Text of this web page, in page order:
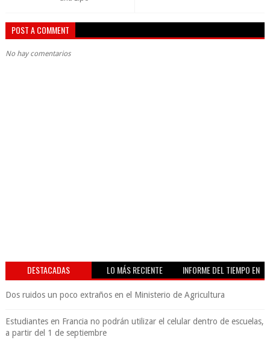
POST A COMMENT
No hay comentarios
DESTACADAS LO MÁS RECIENTE
INFORME DEL TIEMPO EN
Dos ruidos un poco extraños en el Ministerio de Agricultura
Estudiantes en Francia no podrán utilizar el celular dentro de escuelas,
a partir del 1 de septiembre